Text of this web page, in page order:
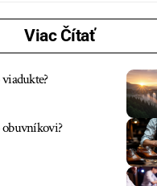
Viac Čítať
obuvníkovi?